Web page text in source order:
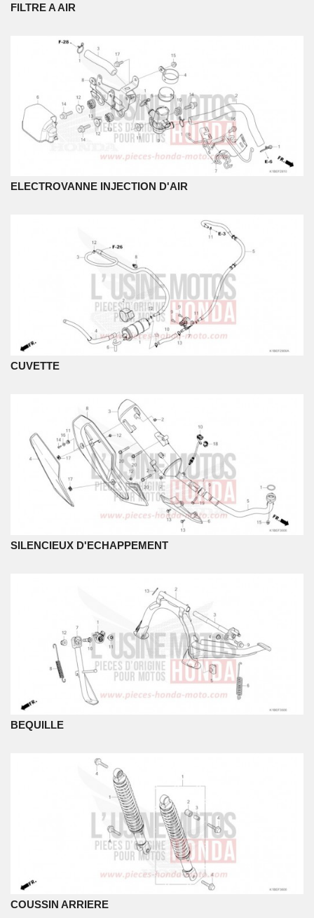
FILTRE A AIR
ELECTROVANNE INJECTION D'AIR
CUVETTE
SILENCIEUX D'ECHAPPEMENT
BEQUILLE
COUSSIN ARRIERE